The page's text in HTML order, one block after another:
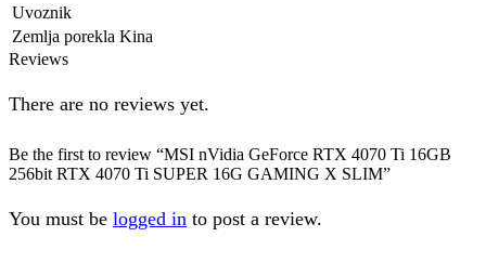
Uvoznik
Zemlja porekla Kina
Reviews
There are no reviews yet.
Be the first to review “MSI nVidia GeForce RTX 4070 Ti 16GB
256bit RTX 4070 Ti SUPER 16G GAMING X SLIM”
You must be logged in to post a review.